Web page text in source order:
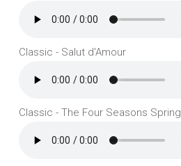
Classic - Salut d'Amour
Classic - The Four Seasons Spring